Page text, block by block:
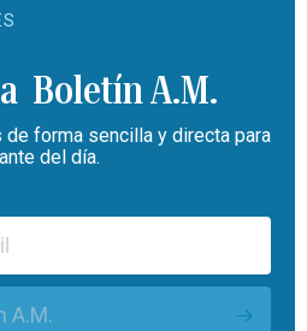
Boletín A.M.
forma sencilla y directa para
del día.
A.M.